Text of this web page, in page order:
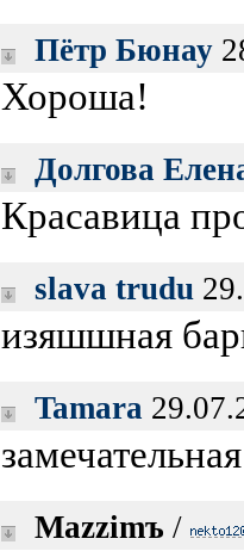
Пётр Бюнау
Хороша!
Долгова
Красавица
slava trudu
изяшшная
Tamara
Mazzimъ /